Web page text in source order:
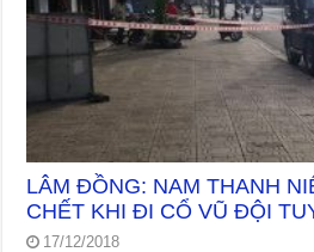
LÂM ĐỒNG: NAM THANH
CHẾT KHI ĐI CỔ VŨ ĐỘI
17/12/2018